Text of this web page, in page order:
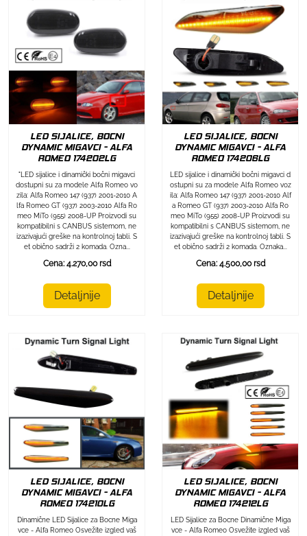
LED SIJALICE, BOCNI
DYNAMIC MIGAVCI - ALFA
ROMEO 174202LG
"LED sijalice i dinamički bočni migavci
dostupni su za modele Alfa Romeo vo
zila: Alfa Romeo 147 (937) 2001-2010 A
lfa Romeo GT (937) 2003-2010 Alfa Ro
meo MiTo (955) 2008-UP Proizvodi su
kompatibilni s CANBUS sistemom, ne
izazivajući greške na kontrolnoj tabli. S
et obično sadrži 2 komada. Ozna...
Cena: 4.270,00 rsd
Detaljnije
LED SIJALICE, BOCNI
DYNAMIC MIGAVCI - ALFA
ROMEO 174206LG
LED sijalice i dinamički bočni migavci d
ostupni su za modele Alfa Romeo voz
ila: Alfa Romeo 147 (937) 2001-2010 Alf
a Romeo GT (937) 2003-2010 Alfa Ro
meo MiTo (955) 2008-UP Proizvodi su
kompatibilni s CANBUS sistemom, ne
izazivajući greške na kontrolnoj tabli. S
et obično sadrži 2 komada. Oznaka...
Cena: 4.500,00 rsd
Detaljnije
LED SIJALICE, BOCNI
DYNAMIC MIGAVCI - ALFA
ROMEO 174210LG
Dinamične LED Sijalice za Bocne Miga
vce - Alfa Romeo Osvežite izgled vaš
LED SIJALICE, BOCNI
DYNAMIC MIGAVCI - ALFA
ROMEO 174212LG
LED Sijalice za Bocne Dinamične Miga
vce - Alfa Romeo Osvežite izgled vaš